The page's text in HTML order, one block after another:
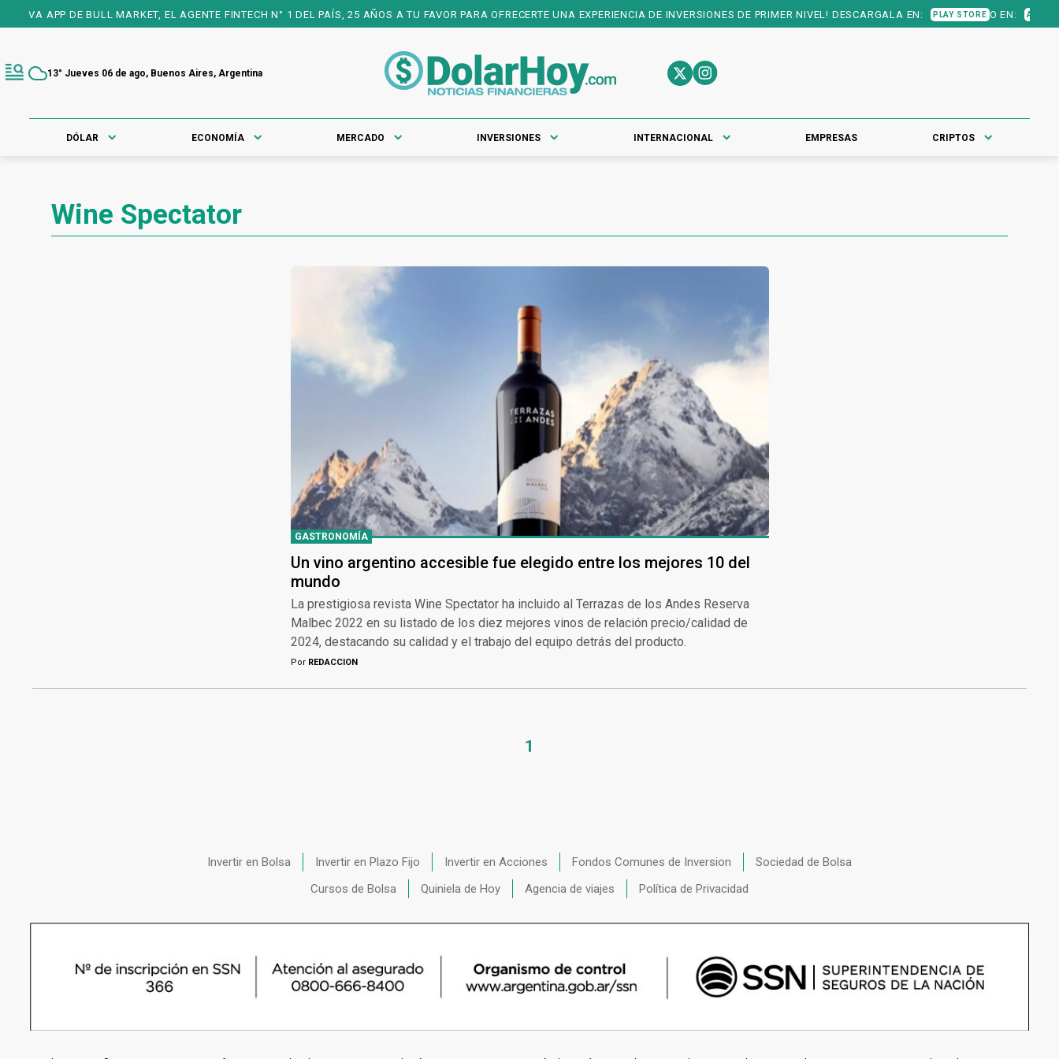
APP DE BULL MARKET, EL AGENTE FINTECH N° 1 DEL PAÍS, 25 AÑOS A TU FAVOR PARA OFRECERTE UNA EXPERIENCIA DE INVERSIONES DE PRIMER NIVEL! DESCARGALA EN: PLAY STORE O EN: APP STORE
13° Jueves 06 de ago, Buenos Aires, Argentina
DÓLAR ECONOMÍA MERCADO INVERSIONES INTERNACIONAL EMPRESAS CRIPTOS
Wine Spectator
GASTRONOMÍA
Un vino argentino accesible fue elegido entre los mejores 10 del
mundo
La prestigiosa revista Wine Spectator ha incluido al Terrazas de los Andes Reserva
Malbec 2022 en su listado de los diez mejores vinos de relación precio/calidad de
2024, destacando su calidad y el trabajo del equipo detrás del producto.
PorREDACCION
1
Invertir en Bolsa Invertir en Plazo Fijo Invertir en Acciones Fondos Comunes de Inversion
Sociedad de Bolsa
Cursos de Bolsa
Quiniela de Hoy Agencia de viajes Política de Privacidad